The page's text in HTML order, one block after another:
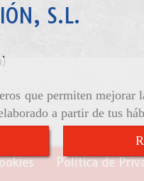
que permiten
a partir de tus
S.L.
Política de